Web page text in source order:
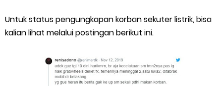
Untuk status pengungkapan korban sekuter listrik, bisa
kalian lihat melalui postingan berikut ini.